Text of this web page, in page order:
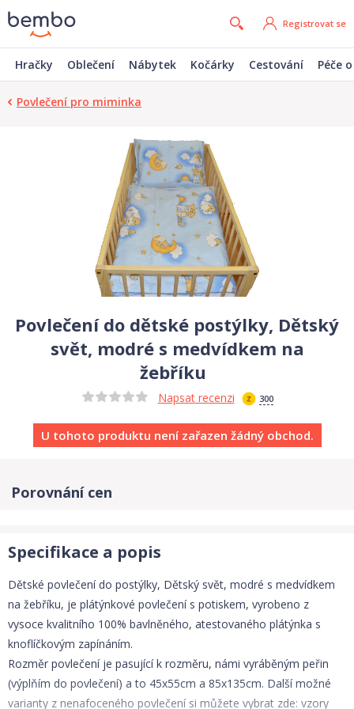
Registrovat se
Hračky Oblečení Nábytek Kočárky Cestování Péče
Povlečení pro miminka
Povlečení do dětské postýlky, Dětský
svět, modré s medvídkem na
žebříku
Napsat recenzi 300
U tohoto produktu není zařazen žádný obchod.
Porovnání cen
Specifikace a popis
Dětské povlečení do postýlky, Dětský svět, modré s medvídkem
na žebříku, je plátýnkové povlečení s potiskem, vyrobeno z
vysoce kvalitního 100% bavlněného, atestovaného plátýnka s
knoflíčkovým zapínáním.
Rozměr povlečení je pasující k rozměru, námi vyráběným peřin
(výplňím do povlečení) a to 45x55cm a 85x135cm. Další možné
varianty z nenafoceného povlečení si můžete vybrat zde: vzory